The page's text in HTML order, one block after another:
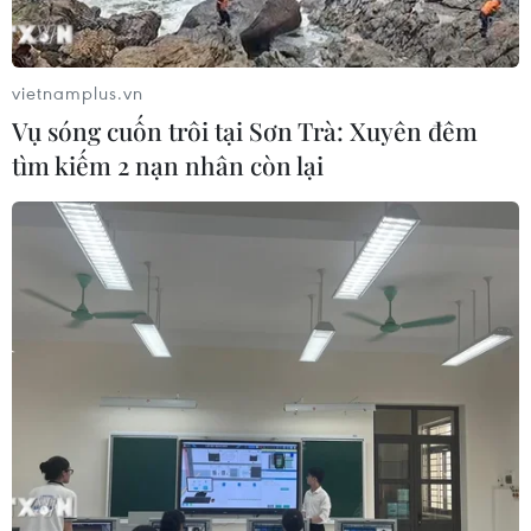
phải đóng cửa
07/08/2026 09:10
Từ ngày 9/8, cảnh báo nắng nóng
diện rộng ở khu vực Bắc Bộ và Trung
Bộ
07/08/2026 08:58
Từ Quảng Ninh đến Quảng Trị chủ
động ứng phó với áp thấp nhiệt đới
Hạn hán nghiêm trọng đe dọa "huyết
mạch" kinh tế châu Âu
07/08/2026 07:58
vietnamplus.vn
Vụ sóng cuốn trôi tại Sơn Trà: Xuyên đêm
tìm kiếm 2 nạn nhân còn lại